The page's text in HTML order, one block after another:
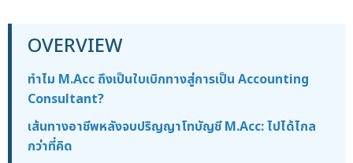
OVERVIEW
ทำไม M.Acc ถึงเป็นใบเบิกทางสู่การเป็น Accounting
Consultant?
เส้นทางอาชีพหลังจบปริญญาโทบัญชี M.Acc: ไปได้ไกล
กว่าที่คิด